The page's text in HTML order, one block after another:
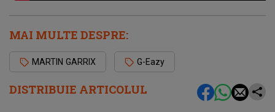
DISTRIBUIE ARTICOLUL
MAI MULTE DESPRE:
MARTIN GARRIX G-Eazy